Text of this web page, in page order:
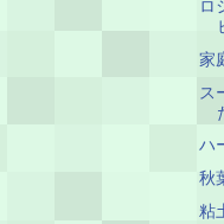
ロ
家
ス
ハ
秋
粘